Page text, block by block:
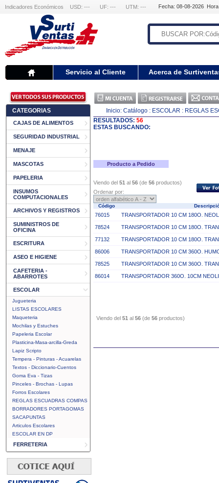
Indicadores Económicos USD: --- UF: --- UTM: --- Fecha: 08-08-2026
Servicio al Cliente Acerca de
CATEGORIAS
CAJAS DE ALIMENTOS
SEGURIDAD INDUSTRIAL
MENAJE
MASCOTAS
PAPELERIA
INSUMOS
COMPUTACIONALES
ARCHIVOS Y REGISTROS
SUMINISTROS DE
OFICINA
ESCRITURA
ASEO E HIGIENE
CAFETERIA -
ABARROTES
ESCOLAR
Jugueteria
LISTAS ESCOLARES
Maqueteria
Mochilas y Estuches
Papeleria Escolar
Plasticina-Masa-arcilla-Greda
Lapiz Scripto
Tempera - Pinturas - Acuarelas
Textos - Diccionario-Cuentos
Goma Eva - Tizas
Pinceles - Brochas - Lupas
Forros Escolares
REGLAS ESCUADRAS COMPAS
BORRADORES PORTAGOMAS
SACAPUNTAS
Articulos Escolares
ESCOLAR EN DP
FERRETERIA
Inicio: Catálogo : ESCOLAR : REGLAS
RESULTADOS: 56
ESTAS BUSCANDO:
Producto a Pedido
Viendo del 51 al 56 (de 56 productos)
Ordenar por:
Código
76015 TRANSPORTADOR 10 CM 180O.
78524 TRANSPORTADOR 10 CM 180O.
77132 TRANSPORTADOR 10 CM 180O.
86006 TRANSPORTADOR 10 CM 360O.
78525 TRANSPORTADOR 10 CM 360O.
86014 TRANSPORTADOR 360O. 10CM
Viendo del 51 al 56 (de 56 productos)